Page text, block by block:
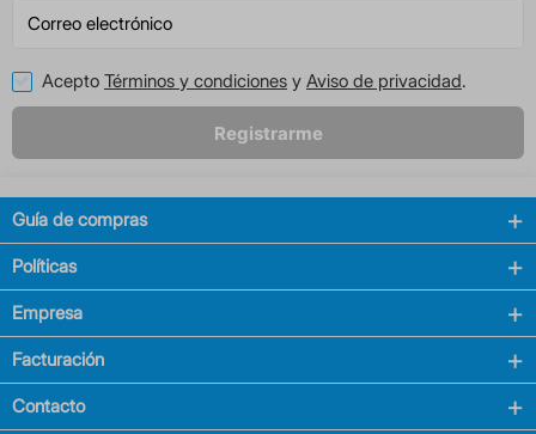
Acepto Términos y condiciones y Aviso de privacidad.
Registrarme
Guía de compras
Políticas
Empresa
Facturación
Contacto